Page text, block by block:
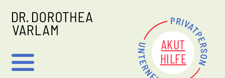
AKUT
HILFE